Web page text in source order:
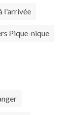
l'arrivée
Pique-nique